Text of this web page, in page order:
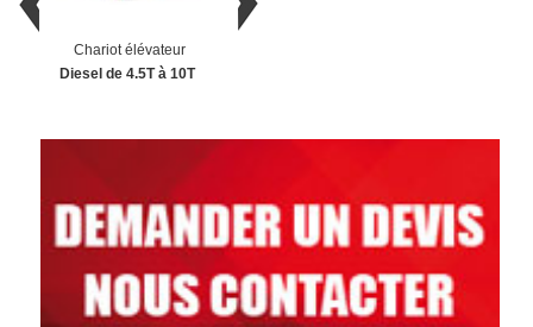
Chariot élévateur
Diesel de 4.5T à 10T